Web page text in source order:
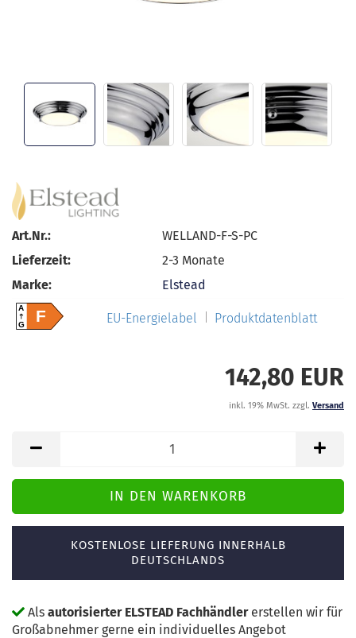
Art.Nr.:
WELLAND-F-S-PC
Lieferzeit:
2-3 Monate
Marke:
Elstead
A
GF EU-Energielabel Produktdatenblatt
142,80 EUR
inkl. 19% MwSt. zzgl. Versand
KOSTENLOSE LIEFERUNG INNERHALB
DEUTSCHLANDS
Als autorisierter ELSTEAD Fachhändlererstellen wir für
Großabnehmer gerne ein individuelles Angebot